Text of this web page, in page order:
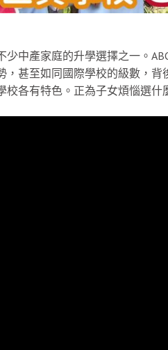
中產家庭的升學選擇之一。
，甚至如同國際學校的級數，
各有特色。正為子女煩惱選什